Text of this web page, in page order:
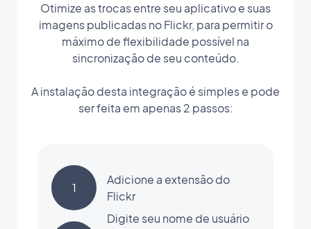
Otimize as trocas entre seu aplicativo e suas
imagens publicadas no Flickr, para permitir o
máximo de flexibilidade possível na
sincronização de seu conteúdo.
A instalação desta integração é simples e pode
ser feita em apenas 2 passos:
1
Adicione a extensão do
Flickr
Digite seu nome de usuário